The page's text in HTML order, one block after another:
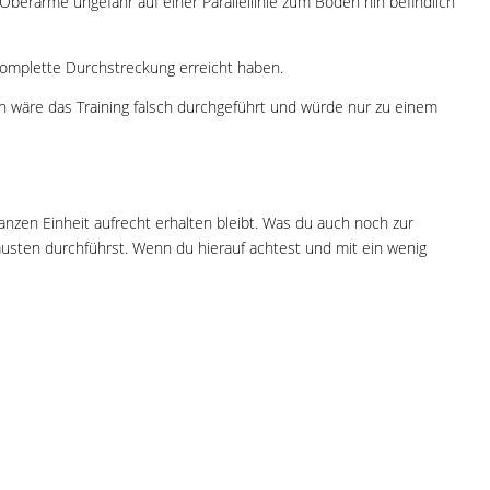
Durchstreckung erreicht haben.
das Training falsch durchgeführt und würde nur zu einem
Einheit aufrecht erhalten bleibt. Was du auch noch zur
durchführst. Wenn du hierauf achtest und mit ein wenig